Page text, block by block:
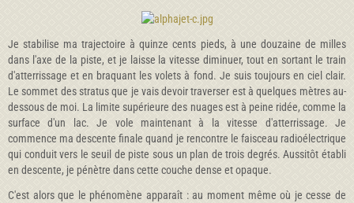
Je stabilise ma trajectoire à quinze cents pieds, à une douzaine de milles
dans l'axe de la piste, et je laisse la vitesse diminuer, tout en sortant le train
d'atterrissage et en braquant les volets à fond. Je suis toujours en ciel clair.
Le sommet des stratus que je vais devoir traverser est à quelques mètres au-
dessous de moi. La limite supérieure des nuages est à peine ridée, comme la
surface d'un lac. Je vole maintenant à la vitesse d'atterrissage. Je
commence ma descente finale quand je rencontre le faisceau radioélectrique
qui conduit vers le seuil de piste sous un plan de trois degrés. Aussitôt établi
en descente, je pénètre dans cette couche dense et opaque.
C'est alors que le phénomène apparaît : au moment même où je cesse de